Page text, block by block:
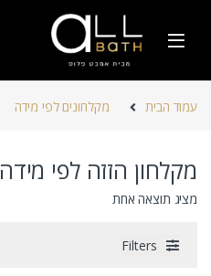
עמוד הבית מקלחונים לפי מידה
מקלחון הזזה לפי מידה
מציג תוצאה אחת
Filters